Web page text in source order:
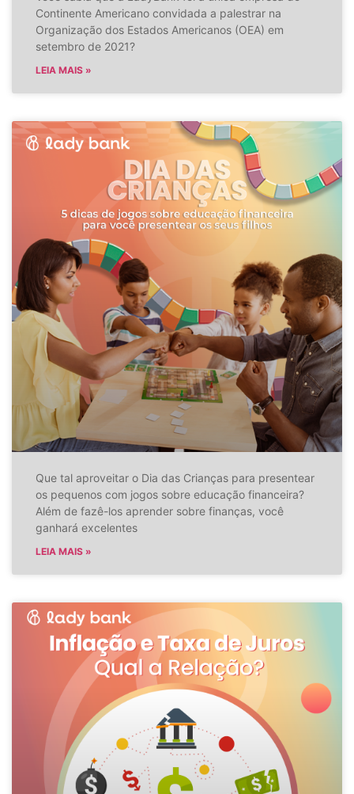
Continente Americano convidada a palestrar na
Organização dos Estados Americanos (OEA) em
setembro de 2021?
LEIA MAIS »
Que tal aproveitar o Dia das Crianças para presentear
os pequenos com jogos sobre educação financeira?
Além de fazê-los aprender sobre finanças, você
ganhará excelentes
LEIA MAIS »